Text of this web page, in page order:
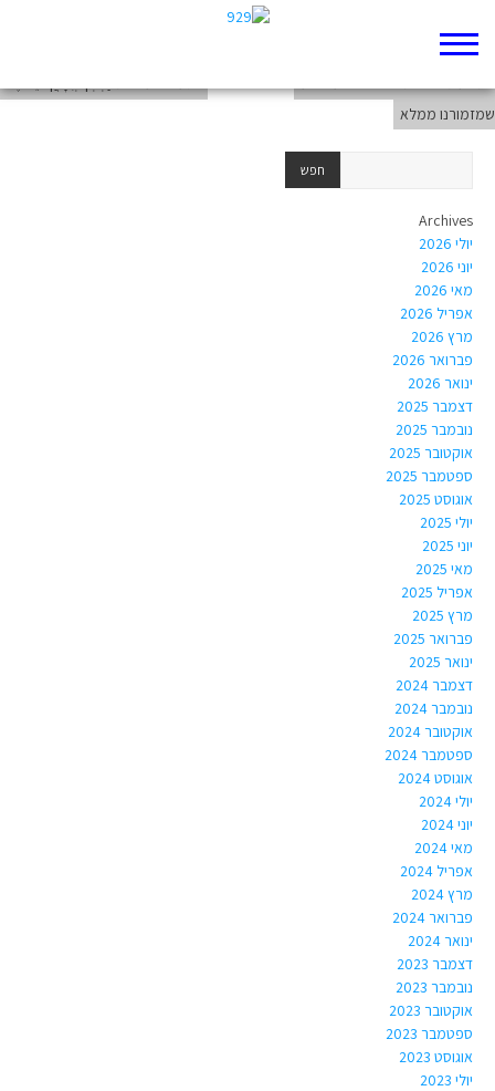
שמזמורנו ממלא
Archives
יולי 2026
יוני 2026
מאי 2026
אפריל 2026
מרץ 2026
פברואר 2026
ינואר 2026
דצמבר 2025
נובמבר 2025
אוקטובר 2025
ספטמבר 2025
אוגוסט 2025
יולי 2025
יוני 2025
מאי 2025
אפריל 2025
מרץ 2025
פברואר 2025
ינואר 2025
דצמבר 2024
נובמבר 2024
אוקטובר 2024
ספטמבר 2024
אוגוסט 2024
יולי 2024
יוני 2024
מאי 2024
אפריל 2024
מרץ 2024
פברואר 2024
ינואר 2024
דצמבר 2023
נובמבר 2023
אוקטובר 2023
ספטמבר 2023
אוגוסט 2023
יולי 2023